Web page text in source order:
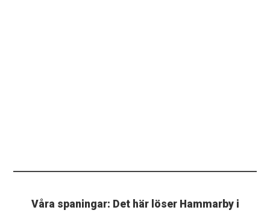
Våra spaningar: Det här löser Hammarby i